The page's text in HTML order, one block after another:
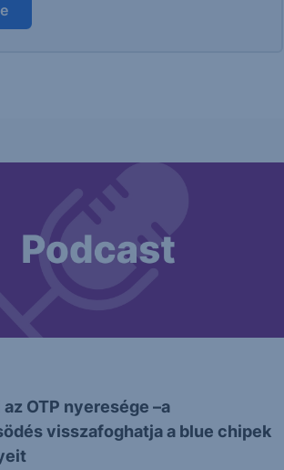
OTP nyeresége –a
visszafoghatja a blue chipek